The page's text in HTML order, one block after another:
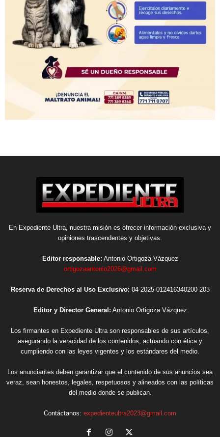
En Expediente Ultra, nuestra misión es ofrecer información exclusiva y
opiniones trascendentes y objetivas.
Editor responsable: Antonio Ortigoza Vázquez
ortigozaantonio2026@gmail.com
Reserva de Derechos al Uso Exclusivo: 04-2025-012416340200-203
Editor y Director General: Antonio Ortigoza Vázquez
Los firmantes en Expediente Ultra son responsables de sus artículos,
asegurando la veracidad de los contenidos, actuando con ética y
cumpliendo con las leyes vigentes y los estándares del medio.
Los anunciantes deben garantizar que el contenido de sus anuncios sea
veraz, sean honestos, legales, respetuosos y alineados con las políticas
del medio donde se publican.
Contáctanos: expedienteultra2023@gmail.com